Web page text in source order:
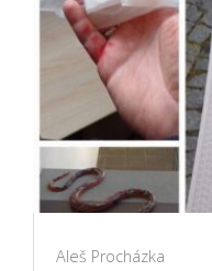
Aleš Procházka